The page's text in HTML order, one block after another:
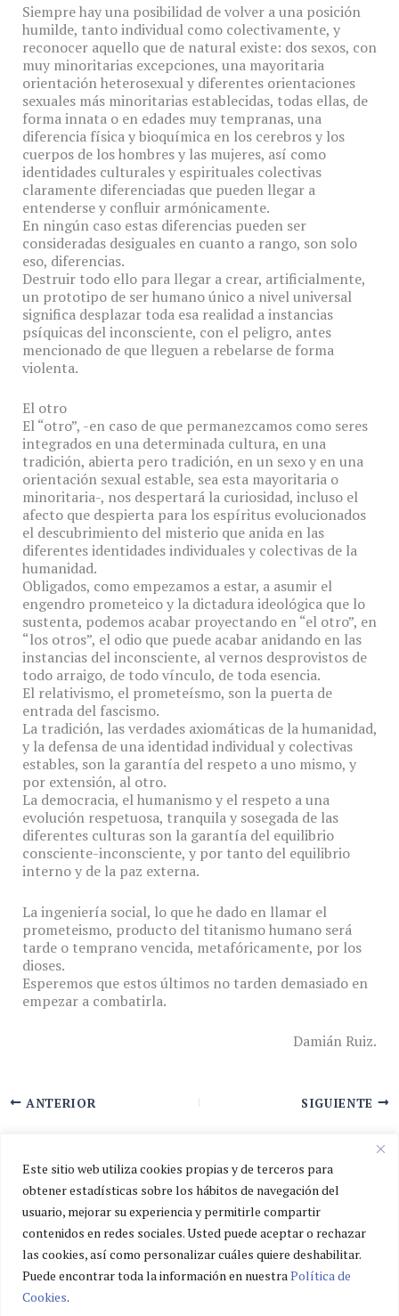
Este sitio web utiliza cookies propias y de terceros para
obtener estadísticas sobre los hábitos de navegación del
usuario, mejorar su experiencia y permitirle compartir
contenidos en redes sociales. Usted puede aceptar o rechazar
las cookies, así como personalizar cuáles quiere deshabilitar.
Puede encontrar toda la información en nuestra Política de
Cookies.
Siempre hay una posibilidad de volver a una posición
humilde, tanto individual como colectivamente, y
reconocer aquello que de natural existe: dos sexos, con
muy minoritarias excepciones, una mayoritaria
orientación heterosexual y diferentes orientaciones
sexuales más minoritarias establecidas, todas ellas, de
forma innata o en edades muy tempranas, una
diferencia física y bioquímica en los cerebros y los
cuerpos de los hombres y las mujeres, así como
identidades culturales y espirituales colectivas
claramente diferenciadas que pueden llegar a
entenderse y confluir armónicamente.
En ningún caso estas diferencias pueden ser
consideradas desiguales en cuanto a rango, son solo
eso, diferencias.
Destruir todo ello para llegar a crear, artificialmente,
un prototipo de ser humano único a nivel universal
significa desplazar toda esa realidad a instancias
psíquicas del inconsciente, con el peligro, antes
mencionado de que lleguen a rebelarse de forma
violenta.
El otro
El “otro”, -en caso de que permanezcamos como seres
integrados en una determinada cultura, en una
tradición, abierta pero tradición, en un sexo y en una
orientación sexual estable, sea esta mayoritaria o
minoritaria-, nos despertará la curiosidad, incluso el
afecto que despierta para los espíritus evolucionados
el descubrimiento del misterio que anida en las
diferentes identidades individuales y colectivas de la
humanidad.
Obligados, como empezamos a estar, a asumir el
engendro prometeico y la dictadura ideológica que lo
sustenta, podemos acabar proyectando en “el otro”, en
“los otros”, el odio que puede acabar anidando en las
instancias del inconsciente, al vernos desprovistos de
todo arraigo, de todo vínculo, de toda esencia.
El relativismo, el prometeísmo, son la puerta de
entrada del fascismo.
La tradición, las verdades axiomáticas de la humanidad,
y la defensa de una identidad individual y colectivas
estables, son la garantía del respeto a uno mismo, y
por extensión, al otro.
La democracia, el humanismo y el respeto a una
evolución respetuosa, tranquila y sosegada de las
diferentes culturas son la garantía del equilibrio
consciente-inconsciente, y por tanto del equilibrio
interno y de la paz externa.
La ingeniería social, lo que he dado en llamar el
prometeismo, producto del titanismo humano será
tarde o temprano vencida, metafóricamente, por los
dioses.
Esperemos que estos últimos no tarden demasiado en
empezar a combatirla.
Damián Ruiz.
ANTERIOR SIGUIENTE
Política de privacidad
Política de cookies
Aviso legal